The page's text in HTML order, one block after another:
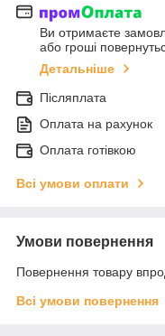
Ви отримаєте
або гроші
Детальніше
Післяплата
Оплата на рахунок
Оплата готівкою
Всі умови оплати
Умови повернення
Повернення товару
Всі умови повернення